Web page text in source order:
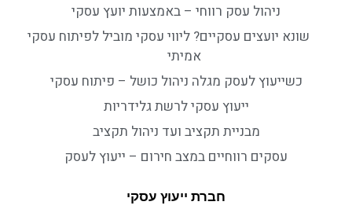
ניהול עסק רווחי – באמצעות יועץ עסקי
שונא יועצים עסקיים? ליווי עסקי מוביל לפיתוח עסקי
אמיתי
כשייעוץ לעסק מגלה ניהול כושל – פיתוח עסקי
ייעוץ עסקי לרשת גלידריות
מבניית תקציב ועד ניהול תקציב
עסקים רווחיים במצב חירום – ייעוץ לעסק
חברת ייעוץ עסקי